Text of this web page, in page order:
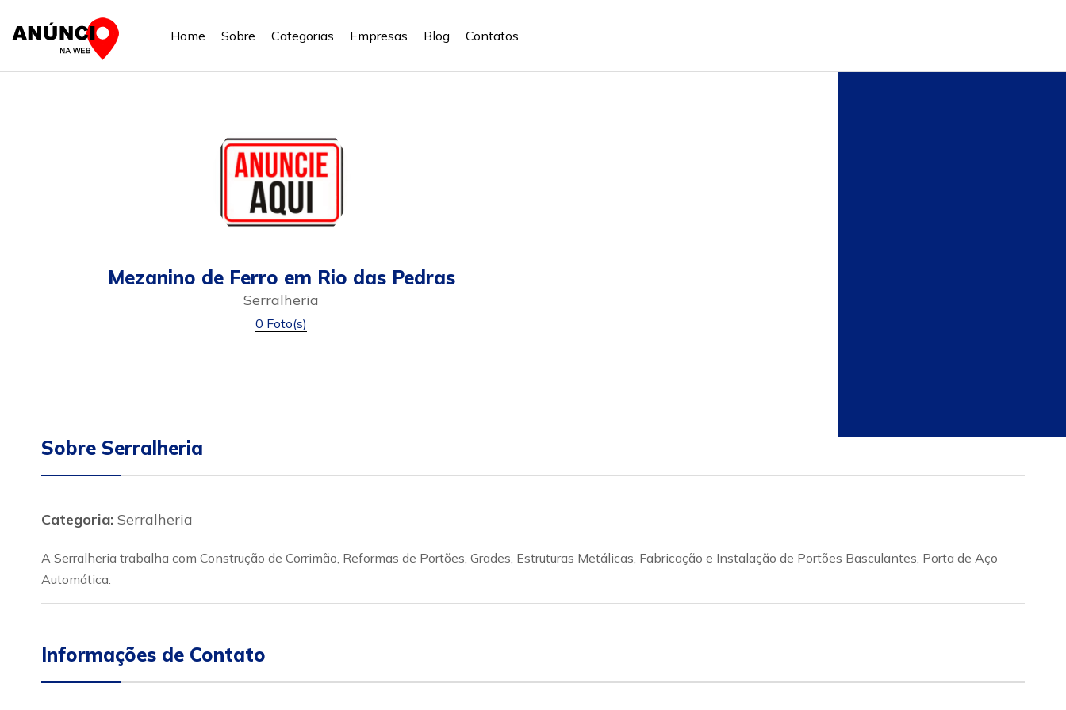
Home Sobre Categorias Empresas Blog Contatos
Mezanino de Ferro em Rio das Pedras
Serralheria
0 Foto(s)
Sobre Serralheria
Categoria: Serralheria
A Serralheria trabalha com Construção de Corrimão, Reformas de Portões, Grades, Estruturas Metálicas, Fabricação e Instalação de Portões Basculantes, Porta de Aço
Automática.
Informações de Contato